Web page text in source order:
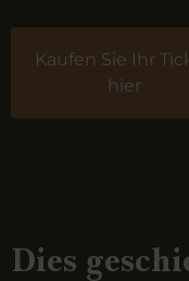
Kaufen Sie Ihr
hier
Dies